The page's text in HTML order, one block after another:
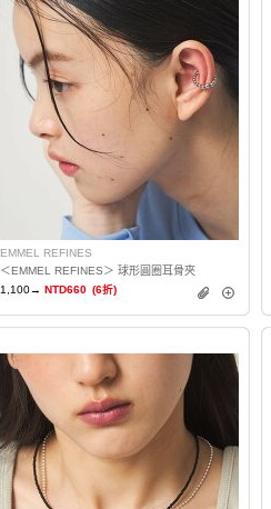
EMMEL REFINES
＜EMMEL REFINES＞ 球形圓圈耳骨夾
1,100→ NTD660 (6折)